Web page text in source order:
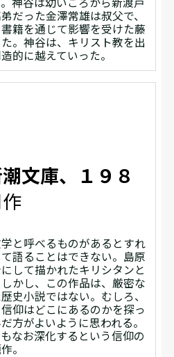
だった金澤常雄は叔父で、
籍を通じて影響を受けた藤
。神谷は、キリスト教を出
的に越えていった。
潮文庫、１９８
と呼べるものがあるとすれ
語ることはできない。島原
して描かれたキリシタンと
かし、この作品は、厳密な
史小説ではない。むしろ、
仰はどこにあるのかを探っ
方がよいように思われる。
なお深化するという信仰の
。